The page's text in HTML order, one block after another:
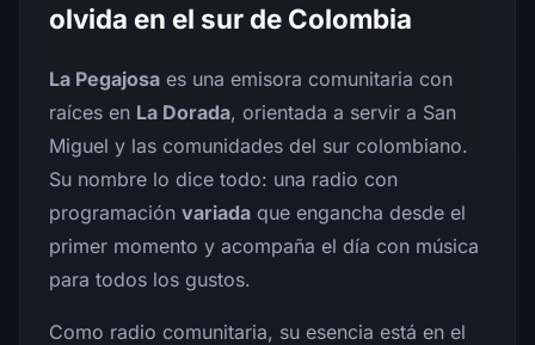
olvida en el sur de Colombia
La Pegajosa es una emisora comunitaria con
raíces en La Dorada, orientada a servir a San
Miguel y las comunidades del sur colombiano.
Su nombre lo dice todo: una radio con
programación variada que engancha desde el
primer momento y acompaña el día con música
para todos los gustos.
Como radio comunitaria, su esencia está en el